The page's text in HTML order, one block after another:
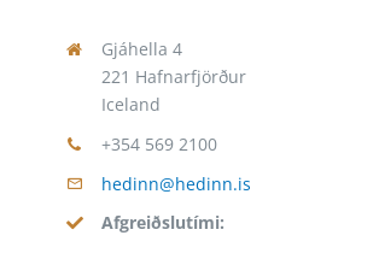
Gjáhella 4
221 Hafnarfjörður
Iceland
+354 569 2100
hedinn@hedinn.is
Afgreiðslutími: